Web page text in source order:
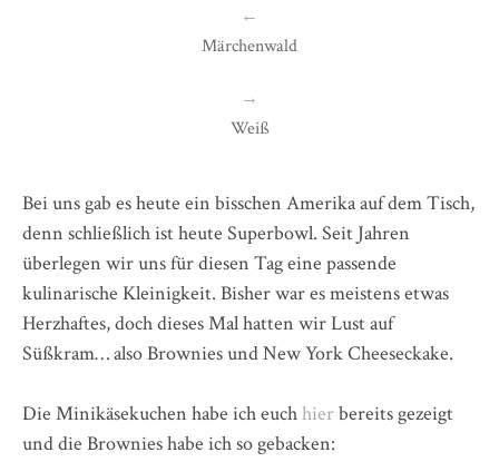
Bei uns gab es heute ein bisschen Amerika auf dem Tisch,
denn schließlich ist heute Superbowl. Seit Jahren
überlegen wir uns für diesen Tag eine passende
kulinarische Kleinigkeit. Bisher war es meistens etwas
Herzhaftes, doch dieses Mal hatten wir Lust auf
Süßkram… also Brownies und New York Cheeseckake.
Die Minikäsekuchen habe ich euchhierbereits gezeigt
und die Brownies habe ich so gebacken:
←
Märchenwald
→
Weiß